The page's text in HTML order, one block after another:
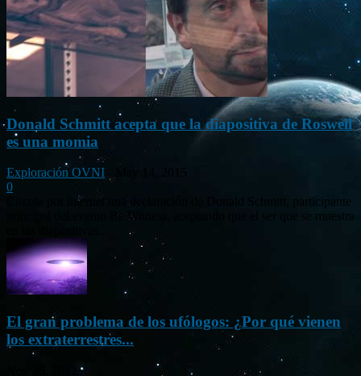
Donald Schmitt acepta que la diapositiva de Roswell
es una momia
Exploración OVNI
0
Circula por internet una declaración de Donald Schmitt, participante
principal del evento Be Witness, aceptando que el ser que se muestra
El gran problema de los ufólogos: ¿Por qué vienen
los extraterrestres...